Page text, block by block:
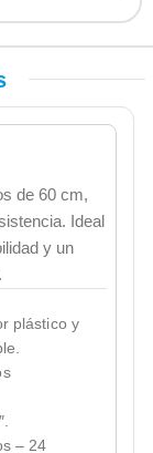
de 60 cm,
Ideal
y un
plástico y
– 24